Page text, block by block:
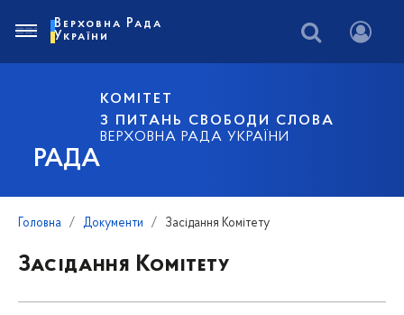
РАДА
КОМІТЕТ
З ПИТАНЬ СВОБОДИ СЛОВА
ВЕРХОВНА РАДА УКРАЇНИ
Верховна Рада
України
Головна Документи Засідання Комітету
Засідання Комітету